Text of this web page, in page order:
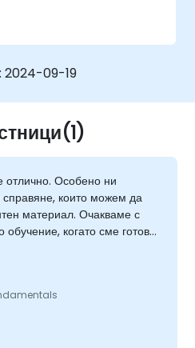
проектират, изграждат и
процеси с Boomi.
за управление и
на Boomi за
и
Molecule и Atom
и управление на
Boomi.
2024-09-19
отлично. Особено ни
справяне, които можем да
материал. Очакваме с
когато сме готови